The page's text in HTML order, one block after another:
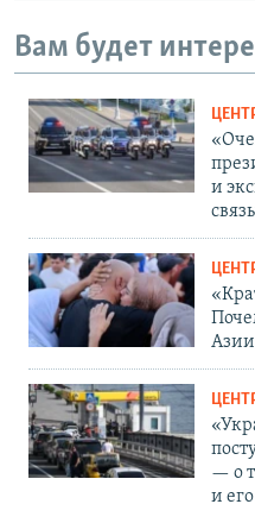
Вам будет
и
Азии
— о
и